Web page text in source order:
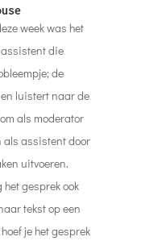
week was het
die
de
luistert naar de
als moderator
als assistent door
uitvoeren.
gesprek ook
tekst op een
je het gesprek